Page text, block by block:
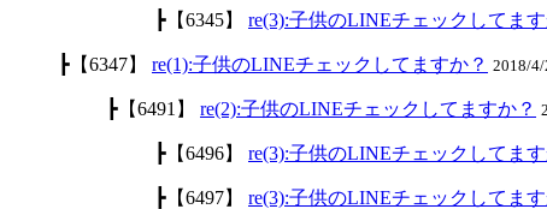
┣【6345】 re(3):子供のLINEチェックしてます
┣【6347】 re(1):子供のLINEチェックしてますか？ 2018/
┣【6491】 re(2):子供のLINEチェックしてますか？
┣【6496】 re(3):子供のLINEチェックしてます
┣【6497】 re(3):子供のLINEチェックしてます